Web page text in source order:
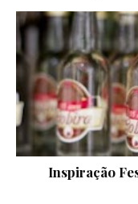
Inspiração